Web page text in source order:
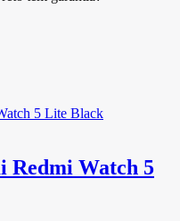
Redmi Watch 5